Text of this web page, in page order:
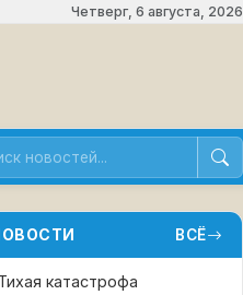
Четверг, 6 августа, 2026
ВСЁ
катастрофа